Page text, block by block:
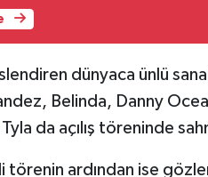
dünyaca ünlü
Belinda, Danny
da açılış töreninde
ardından ise